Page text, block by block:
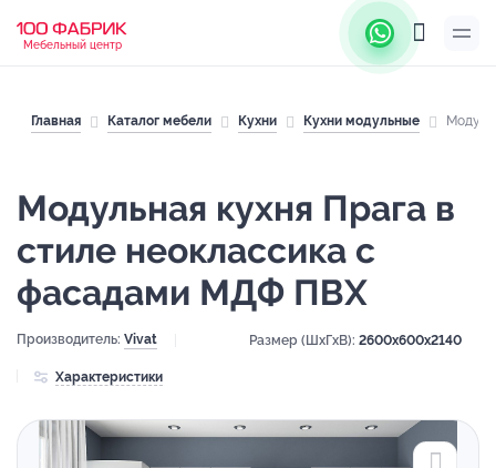
Мебельный центр
Главная Каталог мебели Кухни Кухни модульные
Модульная кухня Прага в
стиле неоклассика с
фасадами МДФ ПВХ
Производитель: Vivat Размер (ШхГхВ): 2600x600x2140
Характеристики